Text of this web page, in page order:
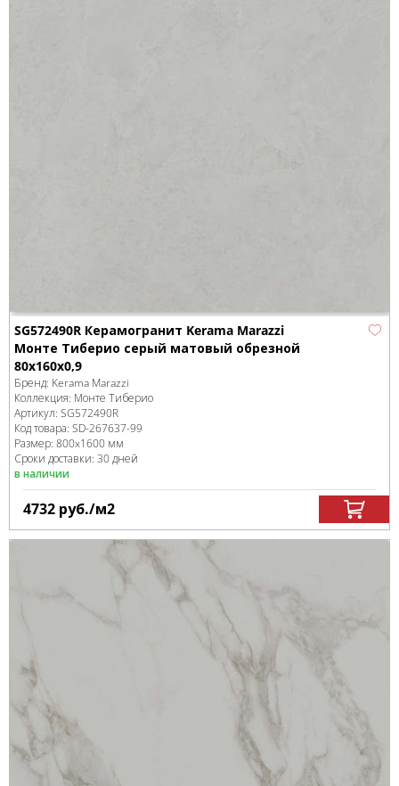
SG572490R Керамогранит Kerama Marazzi
Монте Тиберио серый матовый обрезной
80x160x0,9
Бренд: Kerama Marazzi
Коллекция: Монте Тиберио
Артикул: SG572490R
Код товара: SD-267637-99
Размер: 800x1600 мм
Сроки доставки: 30 дней
в наличии
4732 руб./м2